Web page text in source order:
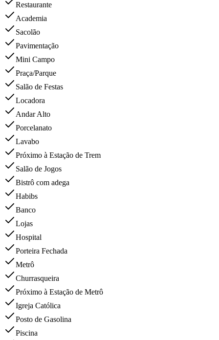
Restaurante
Academia
Sacolão
Pavimentação
Mini Campo
Praça/Parque
Salão de Festas
Locadora
Andar Alto
Porcelanato
Lavabo
Próximo à Estação de Trem
Salão de Jogos
Bistrô com adega
Habibs
Banco
Lojas
Hospital
Porteira Fechada
Metrô
Churrasqueira
Próximo à Estação de Metrô
Igreja Católica
Posto de Gasolina
Piscina